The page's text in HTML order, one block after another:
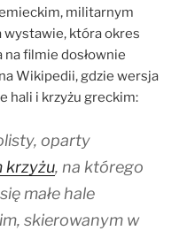
militarnym
wystawie, która okres
na filmie dosłownie
Wikipedii, gdzie wersja
hali i krzyżu greckim:
oparty
krzyżu, na którego
małe hale
skierowanym w